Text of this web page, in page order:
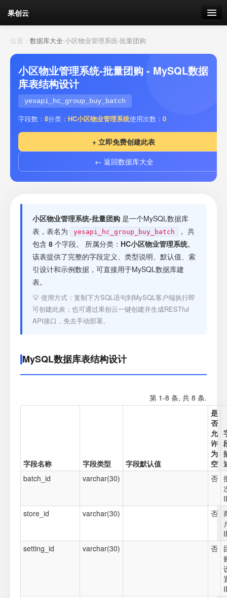
果创云
数据表单
API接口
云存储
流量 剩余接口流量
套餐
接口测试
位置： 数据库大全›小区物业管理系统-批量团购
小区物业管理系统-批量团购 - MySQL数据
库表结构设计
yesapi_hc_group_buy_batch
字段数： 8分类： HC小区物业管理系统使用次数： 0
+ 立即免费创建此表
← 返回数据库大全
小区物业管理系统-批量团购 是一个MySQL数据库
表，表名为
yesapi_hc_group_buy_batch
， 共
包含 8 个字段。 所属分类： HC小区物业管理系统。
该表提供了完整的字段定义、类型说明、默认值、索
引设计和示例数据，可直接用于MySQL数据库建
表。
💡 使用方式：复制下方SQL语句到MySQL客户端执行即
可创建此表；也可通过果创云一键创建并生成RESTful
API接口，免去手动部署。
MySQL数据库表结构设计
第 1-8 条, 共 8 条.
字段名称 字段类型 字段默认值
是
否
允
许
为
空
batch_id
varchar(30) 否
store_id
varchar(30) 否
setting_id
varchar(30) 否